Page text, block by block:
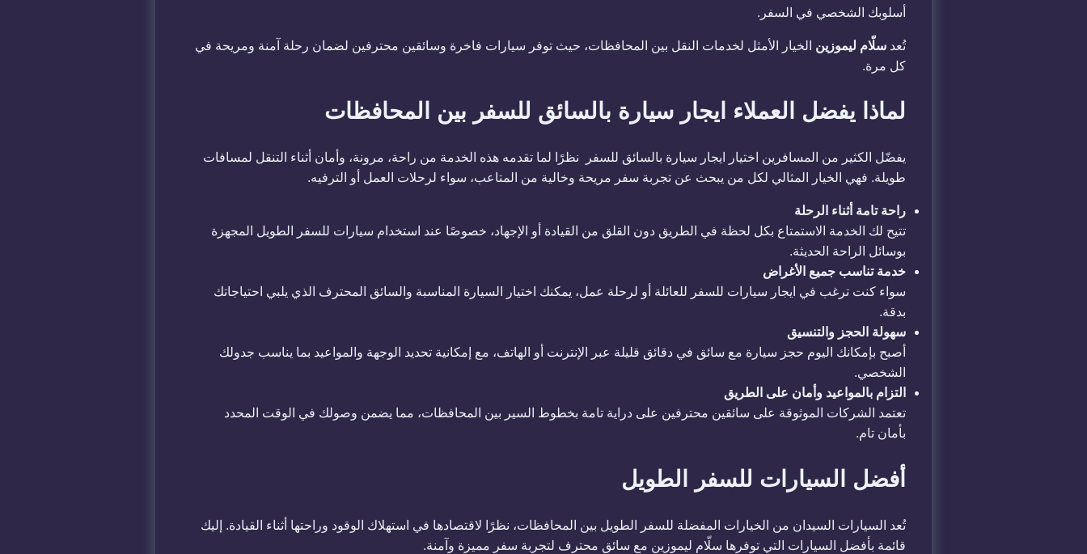
أسلوبك الشخصي في السفر.
تُعد سلّام ليموزين الخيار الأمثل لخدمات النقل بين المحافظات، حيث توفر سيارات فاخرة وسائقين محترفين لضمان رحلة آمنة ومريحة في
كل مرة.
لماذا يفضل العملاء ايجار سيارة بالسائق للسفر بين المحافظات
يفضّل الكثير من المسافرين اختيار ايجار سيارة بالسائق للسفر نظرًا لما تقدمه هذه الخدمة من راحة، مرونة، وأمان أثناء التنقل لمسافات
طويلة. فهي الخيار المثالي لكل من يبحث عن تجربة سفر مريحة وخالية من المتاعب، سواء لرحلات العمل أو الترفيه.
راحة تامة أثناء الرحلة
تتيح لك الخدمة الاستمتاع بكل لحظة في الطريق دون القلق من القيادة أو الإجهاد، خصوصًا عند استخدام سيارات للسفر الطويل المجهزة
بوسائل الراحة الحديثة.
خدمة تناسب جميع الأغراض
سواء كنت ترغب في ايجار سيارات للسفر للعائلة أو لرحلة عمل، يمكنك اختيار السيارة المناسبة والسائق المحترف الذي يلبي احتياجاتك
بدقة.
سهولة الحجز والتنسيق
أصبح بإمكانك اليوم حجز سيارة مع سائق في دقائق قليلة عبر الإنترنت أو الهاتف، مع إمكانية تحديد الوجهة والمواعيد بما يناسب جدولك
الشخصي.
التزام بالمواعيد وأمان على الطريق
تعتمد الشركات الموثوقة على سائقين محترفين على دراية تامة بخطوط السير بين المحافظات، مما يضمن وصولك في الوقت المحدد
بأمان تام.
أفضل السيارات للسفر الطويل
تُعد السيارات السيدان من الخيارات المفضلة للسفر الطويل بين المحافظات، نظرًا لاقتصادها في استهلاك الوقود وراحتها أثناء القيادة. إليك
قائمة بأفضل السيارات التي توفرها سلّام ليموزين مع سائق محترف لتجربة سفر مميزة وآمنة.